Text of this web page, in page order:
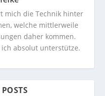
mich die Technik hinter
welche mittlerweile
daher kommen.
absolut unterstütze.